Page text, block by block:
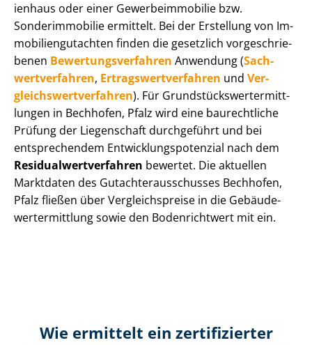
i­en­haus oder einer Ge­wer­be­im­mo­bi­lie bzw.
Sonderimmobilie ermittelt. Bei der Erstellung von Im­
mo­bi­li­en­gut­ach­ten finden die gesetzlich vor­ge­schrie­
be­nen Be­wer­tungs­ver­fah­ren Anwendung (Sach­
wert­ver­fah­ren, Er­trags­wert­ver­fah­ren und Ver­
gleichs­wert­ver­fah­ren). Für Grund­stücks­wert­ermitt­
lun­gen in Bechhofen, Pfalz wird eine baurechtliche
Prüfung der Liegenschaft durchgeführt und bei
entsprechendem Ent­wick­lungs­po­ten­zi­al nach dem
Re­si­du­al­wert­ver­fah­ren bewertet. Die aktuellen
Marktdaten des Gut­ach­ter­aus­schus­ses Bechhofen,
Pfalz fließen über Ver­gleichs­prei­se in die Ge­bäu­de­
wert­ermitt­lung sowie den Bodenrichtwert mit ein.
Wie ermittelt ein zertifizierter